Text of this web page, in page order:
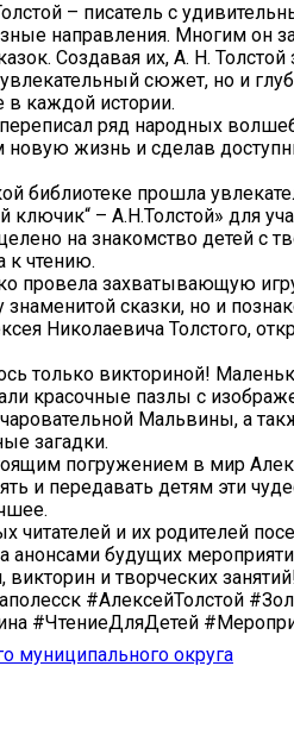
– писатель с
направления. Многим он
Создавая их, А. Н.
увлекательный сюжет, но и
в каждой истории.
ряд народных
жизнь и сделав
библиотеке прошла
ключик“ – А.Н.Толстой» для
на знакомство детей с
к чтению.
провела захватывающую
сказки, но и
Николаевича Толстого,
только викториной!
красочные пазлы с
Мальвины, а
загадки.
погружением в мир
и передавать детям эти
читателей и их родителей
анонсами будущих
викторин и творческих
#АлексейТолстой
#ЧтениеДляДетей
муниципального округа